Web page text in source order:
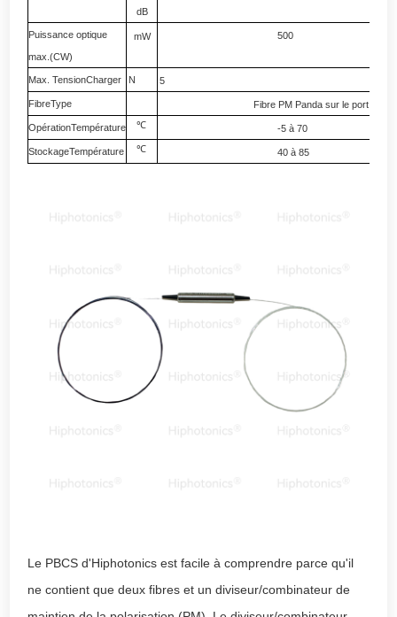
dB
Puissance optique
max.(CW)
mW 500
Max. TensionCharger N 5
FibreType Fibre PM Panda sur le port 1 &
OpérationTempérature ℃ -5 à 70
StockageTempérature ℃ 40 à 85
Le PBCS d'Hiphotonics est facile à comprendre parce qu'il
ne contient que deux fibres et un diviseur/combinateur de